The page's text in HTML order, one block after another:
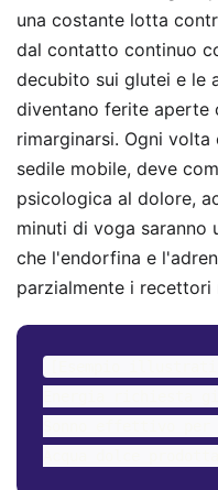
una costante lotta
dal contatto continuo
decubito sui glutei e le
diventano ferite aperte
rimarginarsi. Ogni
sedile mobile, deve
psicologica al dolore,
minuti di voga saranno
che l'endorfina e
parzialmente i recettori